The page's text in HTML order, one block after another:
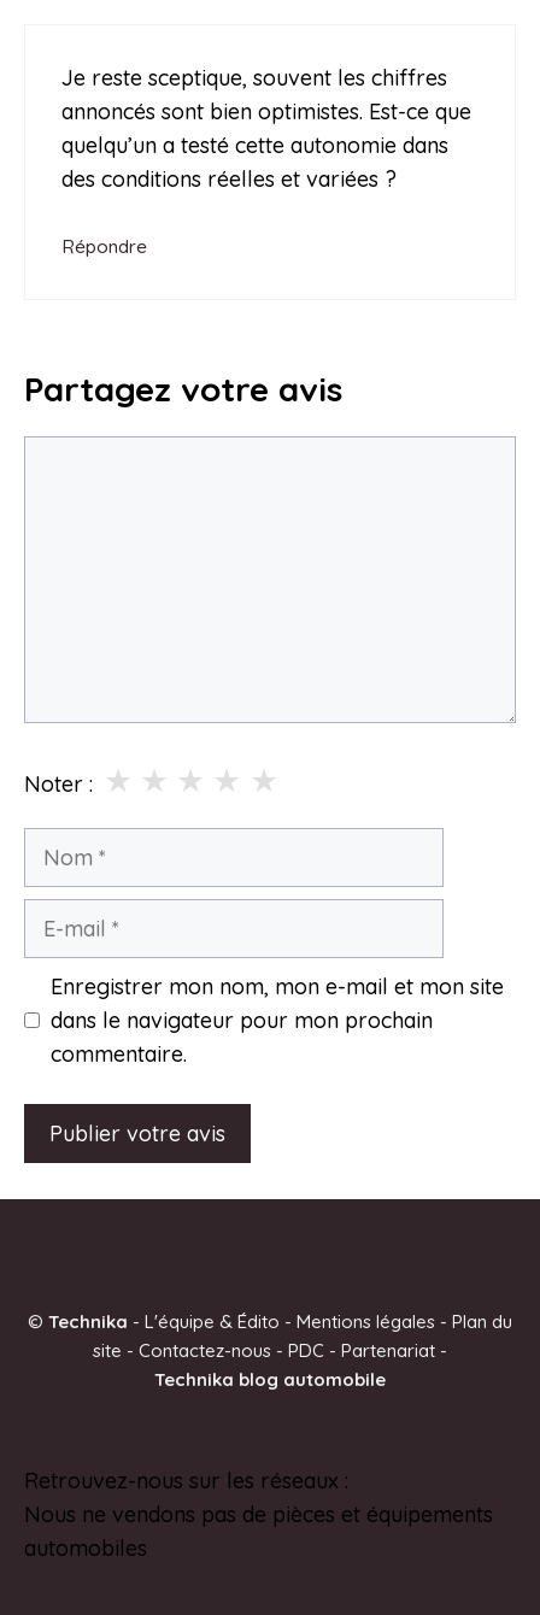
Je reste sceptique, souvent les chiffres
annoncés sont bien optimistes. Est-ce que
quelqu’un a testé cette autonomie dans
des conditions réelles et variées ?
Répondre
Partagez votre avis
Noter : ★
★
★
★
★
Nom
Enregistrer mon nom, mon e-mail et mon site
dans le navigateur pour mon prochain
commentaire.
r
v
e
:
© Technika - L'équipe & Édito - Mentions légales - Plan du
site - Contactez-nous - PDC - Partenariat -
Technika blog automobile
Retrouvez-nous sur les réseaux :
Nous ne vendons pas de pièces et équipements
automobiles